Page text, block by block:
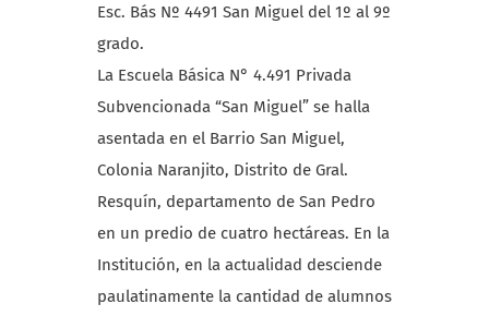
Esc. Bás Nº 4491 San Miguel del 1º al 9º
grado.
La Escuela Básica N° 4.491 Privada
Subvencionada “San Miguel” se halla
asentada en el Barrio San Miguel,
Colonia Naranjito, Distrito de Gral.
Resquín, departamento de San Pedro
en un predio de cuatro hectáreas. En la
Institución, en la actualidad desciende
paulatinamente la cantidad de alumnos